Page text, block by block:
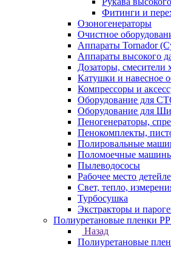
Фитинги и
Озоногенераторы
Очистное
Аппараты Tornador
Аппараты высокого
Дозаторы, смесители
Катушки и навесное
Компрессоры и
Оборудование для
Оборудование для
Пеногенераторы,
Пенокомплекты,
Полировальные
Поломоечные
Пылеводососы
Рабочее место
Свет, тепло,
Турбосушка
Экстракторы и
Полиуретановые пленки
Назад
Полиуретановые